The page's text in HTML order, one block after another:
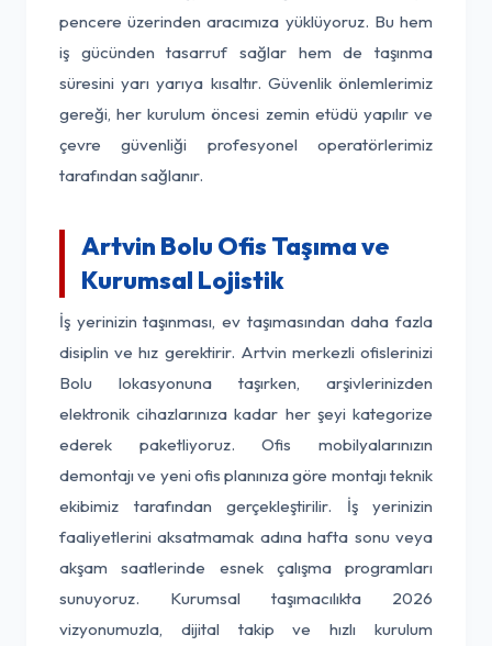
pencere üzerinden aracımıza yüklüyoruz. Bu hem
iş gücünden tasarruf sağlar hem de taşınma
süresini yarı yarıya kısaltır. Güvenlik önlemlerimiz
gereği, her kurulum öncesi zemin etüdü yapılır ve
çevre güvenliği profesyonel operatörlerimiz
tarafından sağlanır.
Artvin Bolu Ofis Taşıma ve
Kurumsal Lojistik
İş yerinizin taşınması, ev taşımasından daha fazla
disiplin ve hız gerektirir. Artvin merkezli ofislerinizi
Bolu lokasyonuna taşırken, arşivlerinizden
elektronik cihazlarınıza kadar her şeyi kategorize
ederek paketliyoruz. Ofis mobilyalarınızın
demontajı ve yeni ofis planınıza göre montajı teknik
ekibimiz tarafından gerçekleştirilir. İş yerinizin
faaliyetlerini aksatmamak adına hafta sonu veya
akşam saatlerinde esnek çalışma programları
sunuyoruz. Kurumsal taşımacılıkta 2026
vizyonumuzla, dijital takip ve hızlı kurulum